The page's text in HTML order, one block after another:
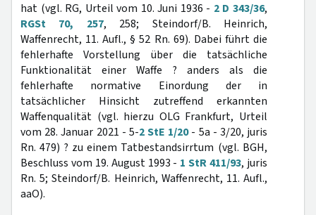
hat (vgl. RG, Urteil vom 10. Juni 1936 - 2 D 343/36,
RGSt 70, 257, 258; Steindorf/B. Heinrich,
Waffenrecht, 11. Aufl., § 52 Rn. 69). Dabei führt die
fehlerhafte Vorstellung über die tatsächliche
Funktionalität einer Waffe ? anders als die
fehlerhafte normative Einordung der in
tatsächlicher Hinsicht zutreffend erkannten
Waffenqualität (vgl. hierzu OLG Frankfurt, Urteil
vom 28. Januar 2021 - 5-2 StE 1/20- 5a - 3/20, juris
Rn. 479) ? zu einem Tatbestandsirrtum (vgl. BGH,
Beschluss vom 19. August 1993 - 1 StR 411/93, juris
Rn. 5; Steindorf/B. Heinrich, Waffenrecht, 11. Aufl.,
aaO).